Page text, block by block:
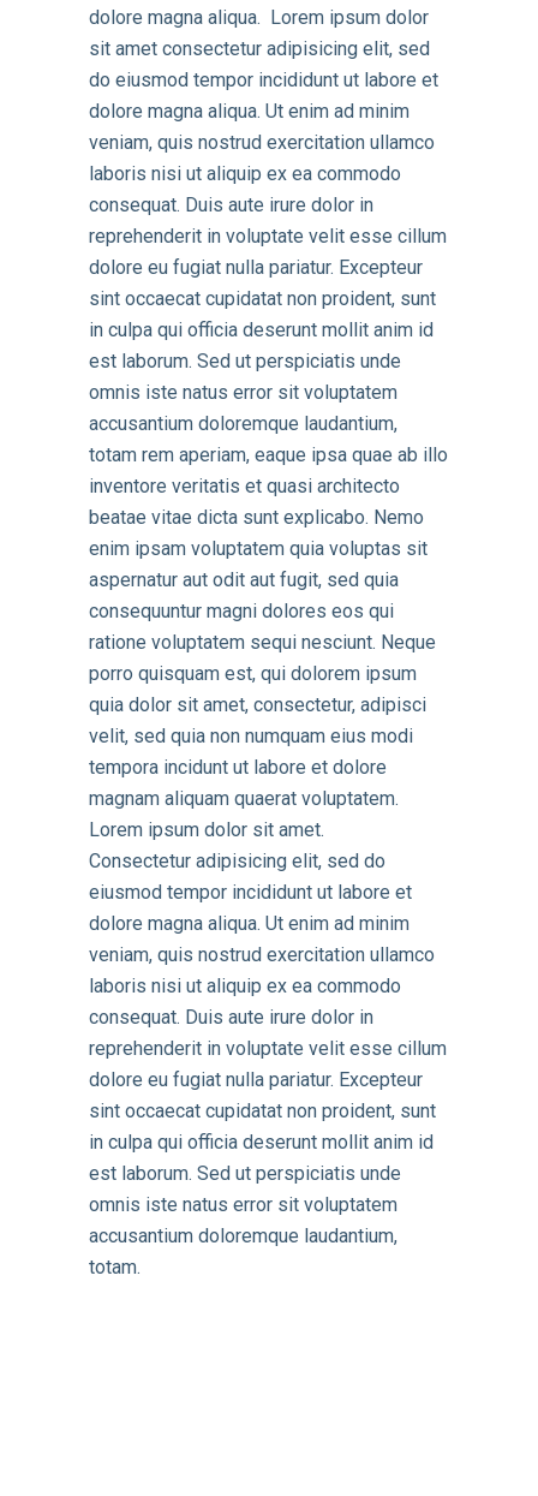
dolore magna aliqua. Lorem ipsum dolor
sit amet consectetur adipisicing elit, sed
do eiusmod tempor incididunt ut labore et
dolore magna aliqua. Ut enim ad minim
veniam, quis nostrud exercitation ullamco
laboris nisi ut aliquip ex ea commodo
consequat. Duis aute irure dolor in
reprehenderit in voluptate velit esse cillum
dolore eu fugiat nulla pariatur. Excepteur
sint occaecat cupidatat non proident, sunt
in culpa qui officia deserunt mollit anim id
est laborum. Sed ut perspiciatis unde
omnis iste natus error sit voluptatem
accusantium doloremque laudantium,
totam rem aperiam, eaque ipsa quae ab illo
inventore veritatis et quasi architecto
beatae vitae dicta sunt explicabo. Nemo
enim ipsam voluptatem quia voluptas sit
aspernatur aut odit aut fugit, sed quia
consequuntur magni dolores eos qui
ratione voluptatem sequi nesciunt. Neque
porro quisquam est, qui dolorem ipsum
quia dolor sit amet, consectetur, adipisci
velit, sed quia non numquam eius modi
tempora incidunt ut labore et dolore
magnam aliquam quaerat voluptatem.
Lorem ipsum dolor sit amet.
Consectetur adipisicing elit, sed do
eiusmod tempor incididunt ut labore et
dolore magna aliqua. Ut enim ad minim
veniam, quis nostrud exercitation ullamco
laboris nisi ut aliquip ex ea commodo
consequat. Duis aute irure dolor in
reprehenderit in voluptate velit esse cillum
dolore eu fugiat nulla pariatur. Excepteur
sint occaecat cupidatat non proident, sunt
in culpa qui officia deserunt mollit anim id
est laborum. Sed ut perspiciatis unde
omnis iste natus error sit voluptatem
accusantium doloremque laudantium,
totam.